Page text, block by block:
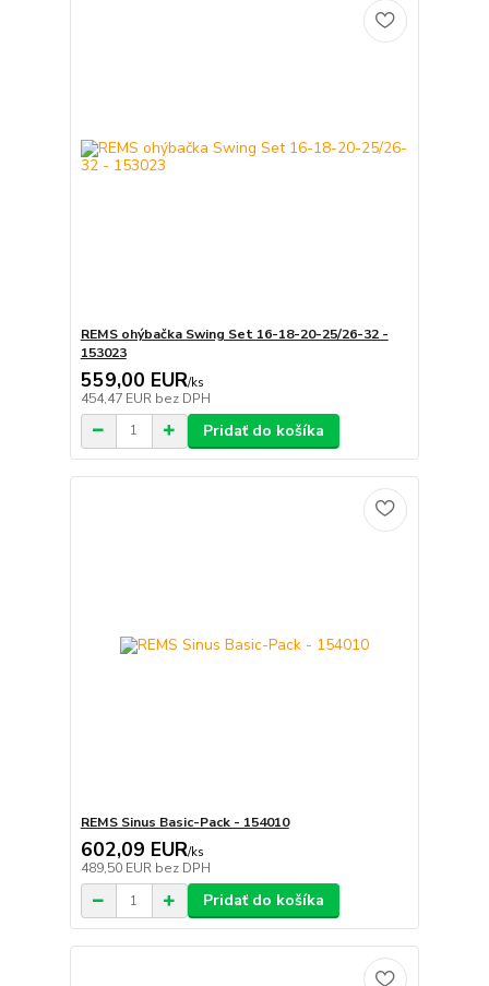
REMS ohýbačka Swing Set 16-18-20-25/26-32 -
153023
559,00 EUR/ks
454,47 EUR bez DPH
Pridať do košíka
REMS Sinus Basic-Pack - 154010
602,09 EUR/ks
489,50 EUR bez DPH
Pridať do košíka